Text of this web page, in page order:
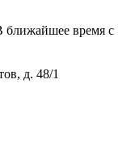
ближайшее время с
д. 48/1